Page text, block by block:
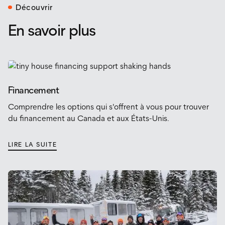
Découvrir
En savoir plus
Financement
Comprendre les options qui s'offrent à vous pour trouver
du financement au Canada et aux États-Unis.
LIRE LA SUITE